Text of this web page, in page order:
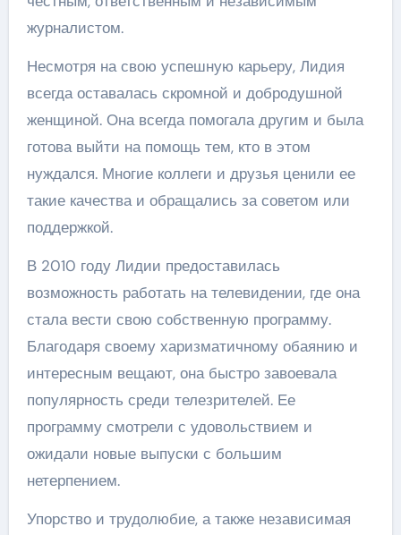
журналистом.
Несмотря на свою успешную карьеру, Лидия
всегда оставалась скромной и добродушной
женщиной. Она всегда помогала другим и была
готова выйти на помощь тем, кто в этом
нуждался. Многие коллеги и друзья ценили ее
такие качества и обращались за советом или
поддержкой.
В 2010 году Лидии предоставилась
возможность работать на телевидении, где она
стала вести свою собственную программу.
Благодаря своему харизматичному обаянию и
интересным вещают, она быстро завоевала
популярность среди телезрителей. Ее
программу смотрели с удовольствием и
ожидали новые выпуски с большим
нетерпением.
Упорство и трудолюбие, а также независимая